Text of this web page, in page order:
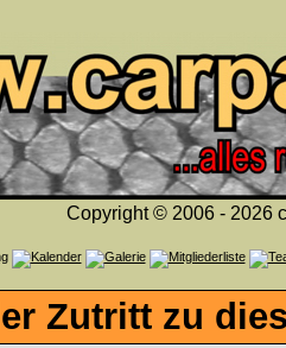
Copyright © 2006 - 2026
Zutritt zu